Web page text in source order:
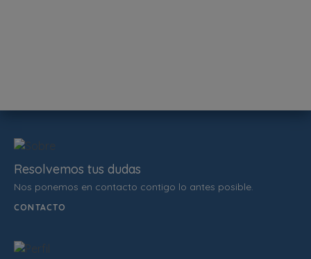
Resolvemos tus dudas
Nos ponemos en contacto contigo lo antes posible.
CONTACTO